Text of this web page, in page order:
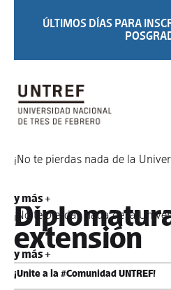
ÚLTIMOS DÍAS PARA
¡No te pierdas nada de la
y más +
¡No te pierdas nada de la
y más +
¡Unite a la #Comunidad UNTREF!
extensión